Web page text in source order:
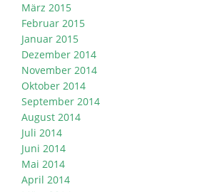
März 2015
Februar 2015
Januar 2015
Dezember 2014
November 2014
Oktober 2014
September 2014
August 2014
Juli 2014
Juni 2014
Mai 2014
April 2014